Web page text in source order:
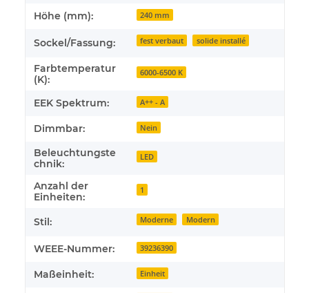
Höhe (mm): 240 mm
Sockel/Fassung: fest verbaut solide installé
Farbtemperatur
(K):
6000-6500 K
EEK Spektrum: A++ - A
Dimmbar: Nein
Beleuchtungste
chnik:
LED
Anzahl der
Einheiten:
1
Stil: Moderne Modern
WEEE-Nummer: 39236390
Maßeinheit: Einheit